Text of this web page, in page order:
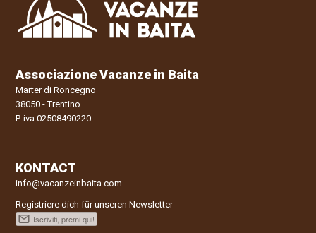
Associazione Vacanze in Baita
Marter di Roncegno
38050 - Trentino
P. iva 02508490220
KONTACT
info@vacanzeinbaita.com
Registriere dich für unseren Newsletter